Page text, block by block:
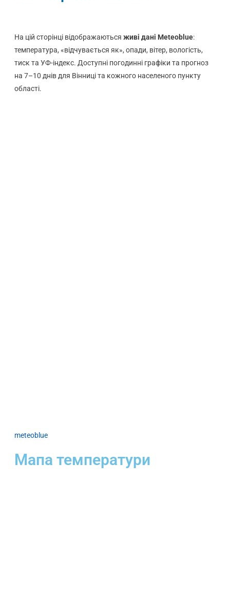
На цій сторінці відображаються живі дані Meteoblue:
температура, «відчувається як», опади, вітер, вологість,
тиск та УФ-індекс. Доступні погодинні графіки та прогноз
на 7–10 днів для Вінниці та кожного населеного пункту
області.
meteoblue
Мапа температури